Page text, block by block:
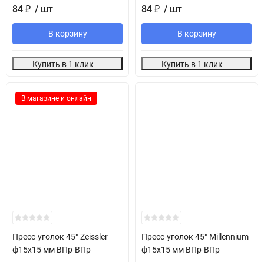
84 ₽ / шт
В корзину
Купить в 1 клик
84 ₽ / шт
В корзину
Купить в 1 клик
В магазине и онлайн
Пресс-уголок 45° Zeissler
ф15х15 мм ВПр-ВПр
Пресс-уголок 45° Millennium
ф15х15 мм ВПр-ВПр